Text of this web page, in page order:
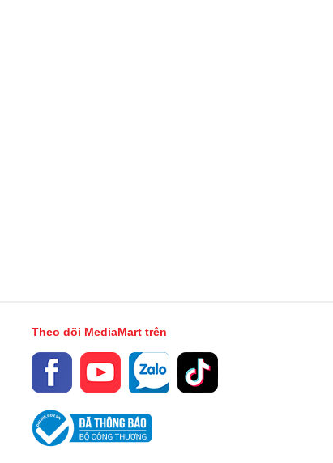
24 tháng
Trung Quốc
Theo dõi MediaMart trên